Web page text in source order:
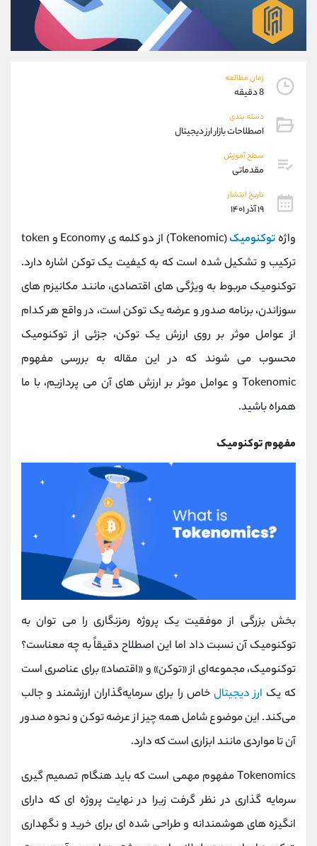
زمان مطالعه
8 دقیقه
دسته بندی
اصطلاحات بازار ارز دیجیتال
سطح آموزش
مقدماتی
تاریخ انتشار
۱۹ آذر ۱۴۰۱
واژهتوکنومیک
(Tokenomic) از دو کلمه ی Economy و token
ترکیب و تشکیل شده است که به کیفیت یک توکن اشاره دارد.
توکنومیک مربوط به ویژگی های اقتصادی، مانند مکانیزم های
سوزاندن، برنامه صدور و عرضه یک توکن است، در واقع هر کدام
از عوامل موثر بر روی ارزش یک توکن، جزئی از توکنومیک
محسوب می شوند که در این مقاله به بررسی مفهوم
Tokenomic و عوامل موثر بر ارزش های آن می پردازیم، با ما
همراه باشید.
مفهوم توکنومیک
بخش بزرگی از موفقیت یک پروژه رمزنگاری را می توان به
توکنومیک آن نسبت داد اما این اصطلاح دقیقاً به چه معناست؟
توکنومیک، مجموعه‌ای از «توکن» و «اقتصاد» برای عناصری است
که یک ارز دیجیتال خاص را برای سرمایه‌گذاران ارزشمند و جالب
می‌کند. این موضوع شامل همه چیز از عرضه توکن و نحوه صدور
آن تا مواردی مانند ابزاری است که دارد.
Tokenomics مفهوم مهمی است که باید هنگام تصمیم گیری
سرمایه گذاری در نظر گرفت زیرا در نهایت پروژه ای که دارای
انگیزه های هوشمندانه و طراحی شده ای برای خرید و نگهداری
09101364784
واتساپ شروع گفتگو
تلگرام @Armteam_admin_104
پشتیبان فروش
موبایل
واتساپ
داخلی
اطلاعات تماس
تلفن 021-22021030
بدون پیش شماره 90001030
اینستاگرام @alireza.mehrabii
کانال تلگرام @alirezamehrabi_com